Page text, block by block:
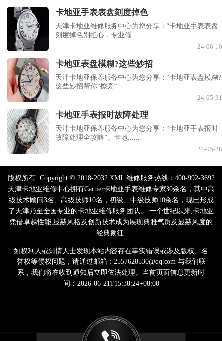
卡地亚手表表盘刻度掉色
天津卡地亚维修服务中心为您分享：“卡地亚手表表盘
刻度掉色别担心，专业修......
24-06-10
卡地亚表盘模糊?这些妙招
天津卡地亚保养服务中心为您分享：“卡地亚表盘模糊?
这些妙招帮你“擦亮”......
24-05-31
卡地亚手表报时故障处理
天津卡地亚保养服务中心为您分享：“卡地亚手表报时
故障处理全攻略”。卡地......
24-05-28
版权所有: Copyright © 2018-2032 XML 维修服务热线：400-992-3692
天津卡地亚维修中心拥有Cartier卡地亚手表维修专家30余名，其中高
级技术顾问3名、高级技师10名，初级、中级技师10余名，现已形成
了天津乃至全国专业的卡地亚维修服务团队。 一个世纪以来,卡地亚
凭借卓越性能,显赫风格及创新技术成为展现典雅气质及显赫风度的
经典象征.
如权利人或知情人士发现本站内容存在事实错误或涉及版权、名
誉权等侵权问题，请通过邮箱：2557628530@qq.com 与我们联
系，我们将在收到通知后立即依法处理。当前页面信息更新时
间：2026-06-21T15:38:24+08:00